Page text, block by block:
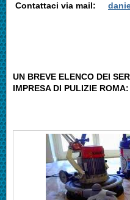
Contattaci via mail:
UN BREVE ELENCO DEI
IMPRESA DI PULIZIE ROMA: